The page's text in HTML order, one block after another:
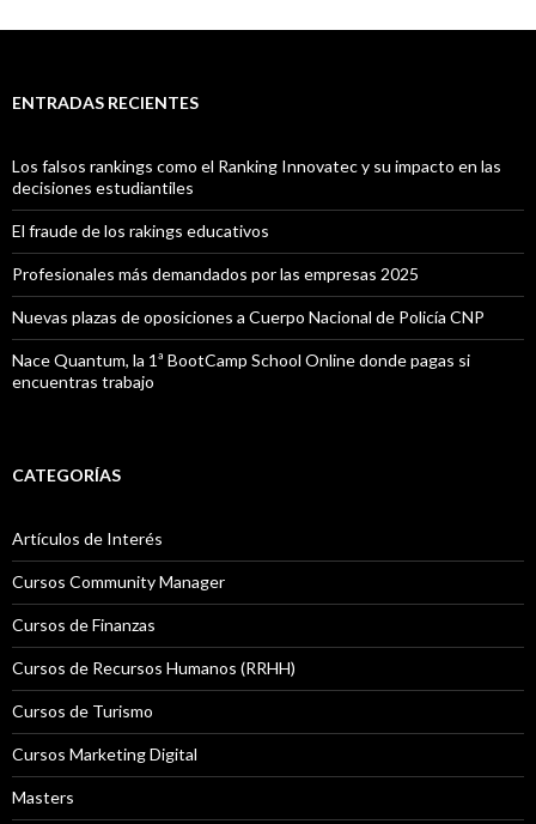
ENTRADAS RECIENTES
Los falsos rankings como el Ranking Innovatec y su impacto en las
decisiones estudiantiles
El fraude de los rakings educativos
Profesionales más demandados por las empresas 2025
Nuevas plazas de oposiciones a Cuerpo Nacional de Policía CNP
Nace Quantum, la 1ª BootCamp School Online donde pagas si
encuentras trabajo
CATEGORÍAS
Artículos de Interés
Cursos Community Manager
Cursos de Finanzas
Cursos de Recursos Humanos (RRHH)
Cursos de Turismo
Cursos Marketing Digital
Masters